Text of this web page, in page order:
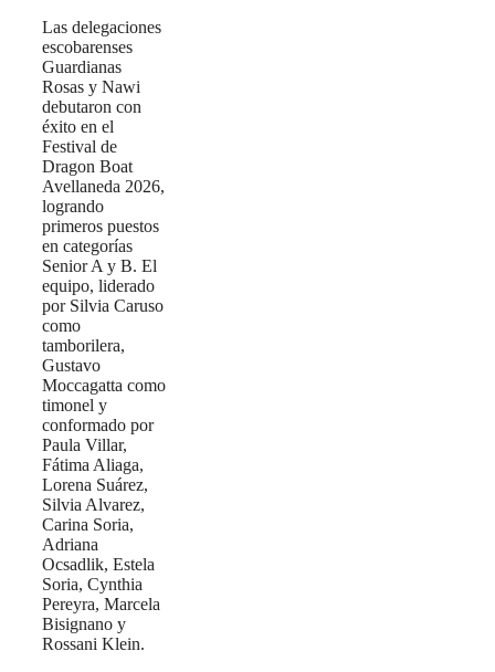
Las delegaciones
escobarenses
Guardianas
Rosas y Nawi
debutaron con
éxito en el
Festival de
Dragon Boat
Avellaneda 2026,
logrando
primeros puestos
en categorías
Senior A y B. El
equipo, liderado
por Silvia Caruso
como
tamborilera,
Gustavo
Moccagatta como
timonel y
conformado por
Paula Villar,
Fátima Aliaga,
Lorena Suárez,
Silvia Alvarez,
Carina Soria,
Adriana
Ocsadlik, Estela
Soria, Cynthia
Pereyra, Marcela
Bisignano y
Rossani Klein.